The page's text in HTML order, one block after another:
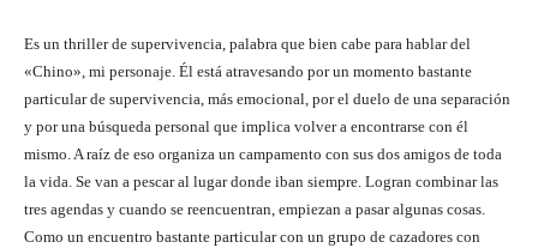
Es un thriller de supervivencia, palabra que bien cabe para hablar del
«Chino», mi personaje. Él está atravesando por un momento bastante
particular de supervivencia, más emocional, por el duelo de una separación
y por una búsqueda personal que implica volver a encontrarse con él
mismo. A raíz de eso organiza un campamento con sus dos amigos de toda
la vida. Se van a pescar al lugar donde iban siempre. Logran combinar las
tres agendas y cuando se reencuentran, empiezan a pasar algunas cosas.
Como un encuentro bastante particular con un grupo de cazadores con